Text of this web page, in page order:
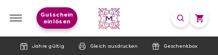
Jahre gültig Gleich ausdrucken Geschenkbox
Gutschein
einlösen